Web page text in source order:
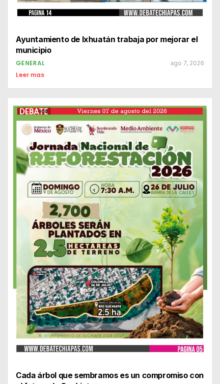
Ayuntamiento de Ixhuatán trabaja por mejorar el
municipio
GENERAL ago 7, 2026
Leer mas
Cada árbol que sembramos es un compromiso con